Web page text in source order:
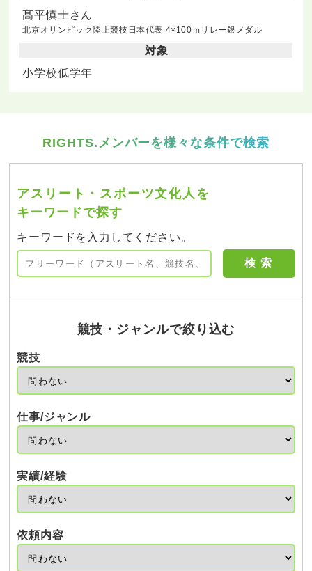
髙平慎士さん
北京オリンピック陸上競技日本代表 4×100ｍリレー銀メダル
対象
小学校低学年
RIGHTS.メンバーを様々な条件で検索
アスリート・スポーツ文化人を
キーワードで探す
キーワードを入力してください。
競技・ジャンルで絞り込む
競技
仕事/ジャンル
実績/経験
依頼内容